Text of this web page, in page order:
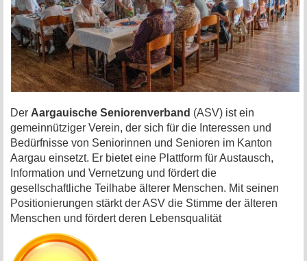
Der Aargauische Seniorenverband (ASV) ist ein
gemeinnütziger Verein, der sich für die Interessen und
Bedürfnisse von Seniorinnen und Senioren im Kanton
Aargau einsetzt. Er bietet eine Plattform für Austausch,
Information und Vernetzung und fördert die
gesellschaftliche Teilhabe älterer Menschen. Mit seinen
Positionierungen stärkt der ASV die Stimme der älteren
Menschen und fördert deren Lebensqualität